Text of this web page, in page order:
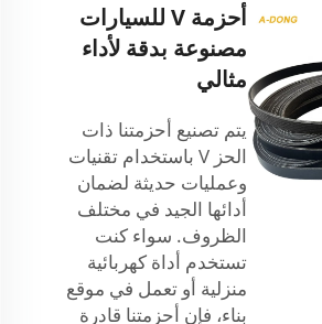
أحزمة V للسيارات
مصنوعة بدقة لأداء
مثالي
يتم تصنيع أحزمتنا ذات
الحز V باستخدام تقنيات
وعمليات حديثة لضمان
أدائها الجيد في مختلف
الظروف. سواء كنت
تستخدم أداة كهربائية
منزلية أو تعمل في موقع
بناء، فإن أحزمتنا قادرة